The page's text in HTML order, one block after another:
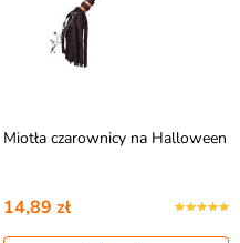
Miotła czarownicy na Halloween
14,89 zł